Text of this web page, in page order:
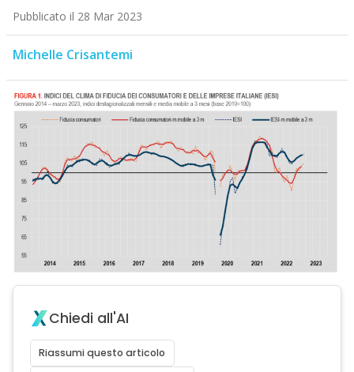
Pubblicato il 28 Mar 2023
Michelle Crisantemi
Chiedi all'AI
Riassumi questo articolo